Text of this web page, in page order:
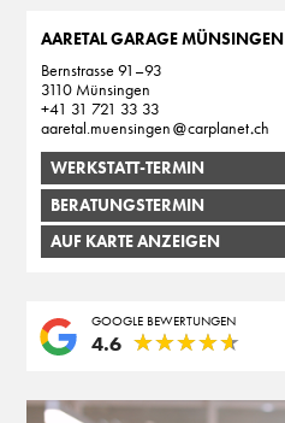
AARETAL GARAGE MÜNSINGEN
Bernstrasse 91–93
3110 Münsingen
+41 31 721 33 33
aaretal.muensingen
carplanet ch
WERKSTATT-TERMIN
BERATUNGSTERMIN
AUF KARTE ANZEIGEN
GOOGLE BEWERTUNGEN
4.6 ★★★★★
★★★★★